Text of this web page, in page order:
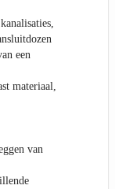
een
materiaal,
van